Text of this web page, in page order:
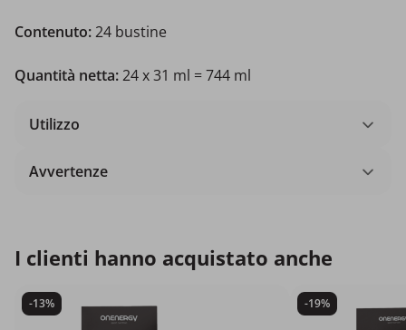
Contenuto:24 bustine
Quantità netta:24 x 31 ml = 744 ml
Utilizzo
Avvertenze
I clienti hanno acquistato anche
-13% -19%